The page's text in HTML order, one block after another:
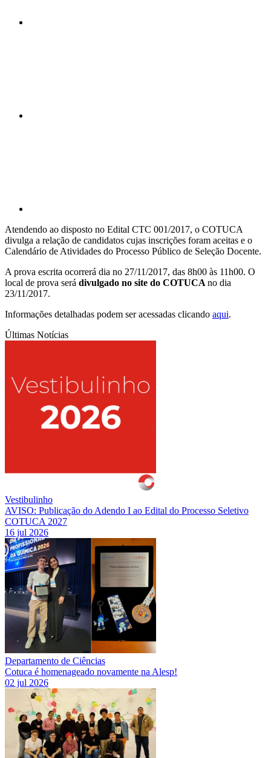
Atendendo ao disposto no Edital CTC 001/2017, o COTUCA
divulga a relação de candidatos cujas inscrições foram aceitas e o
Calendário de Atividades do Processo Público de Seleção Docente.
A prova escrita ocorrerá dia no 27/11/2017, das 8h00 às 11h00. O
local de prova será divulgado no site do COTUCA no dia
23/11/2017.
Informações detalhadas podem ser acessadas clicando aqui.
Últimas Notícias
Vestibulinho
AVISO: Publicação do Adendo I ao Edital do Processo Seletivo
COTUCA 2027
16 jul 2026
Departamento de Ciências
Cotuca é homenageado novamente na Alesp!
02 jul 2026